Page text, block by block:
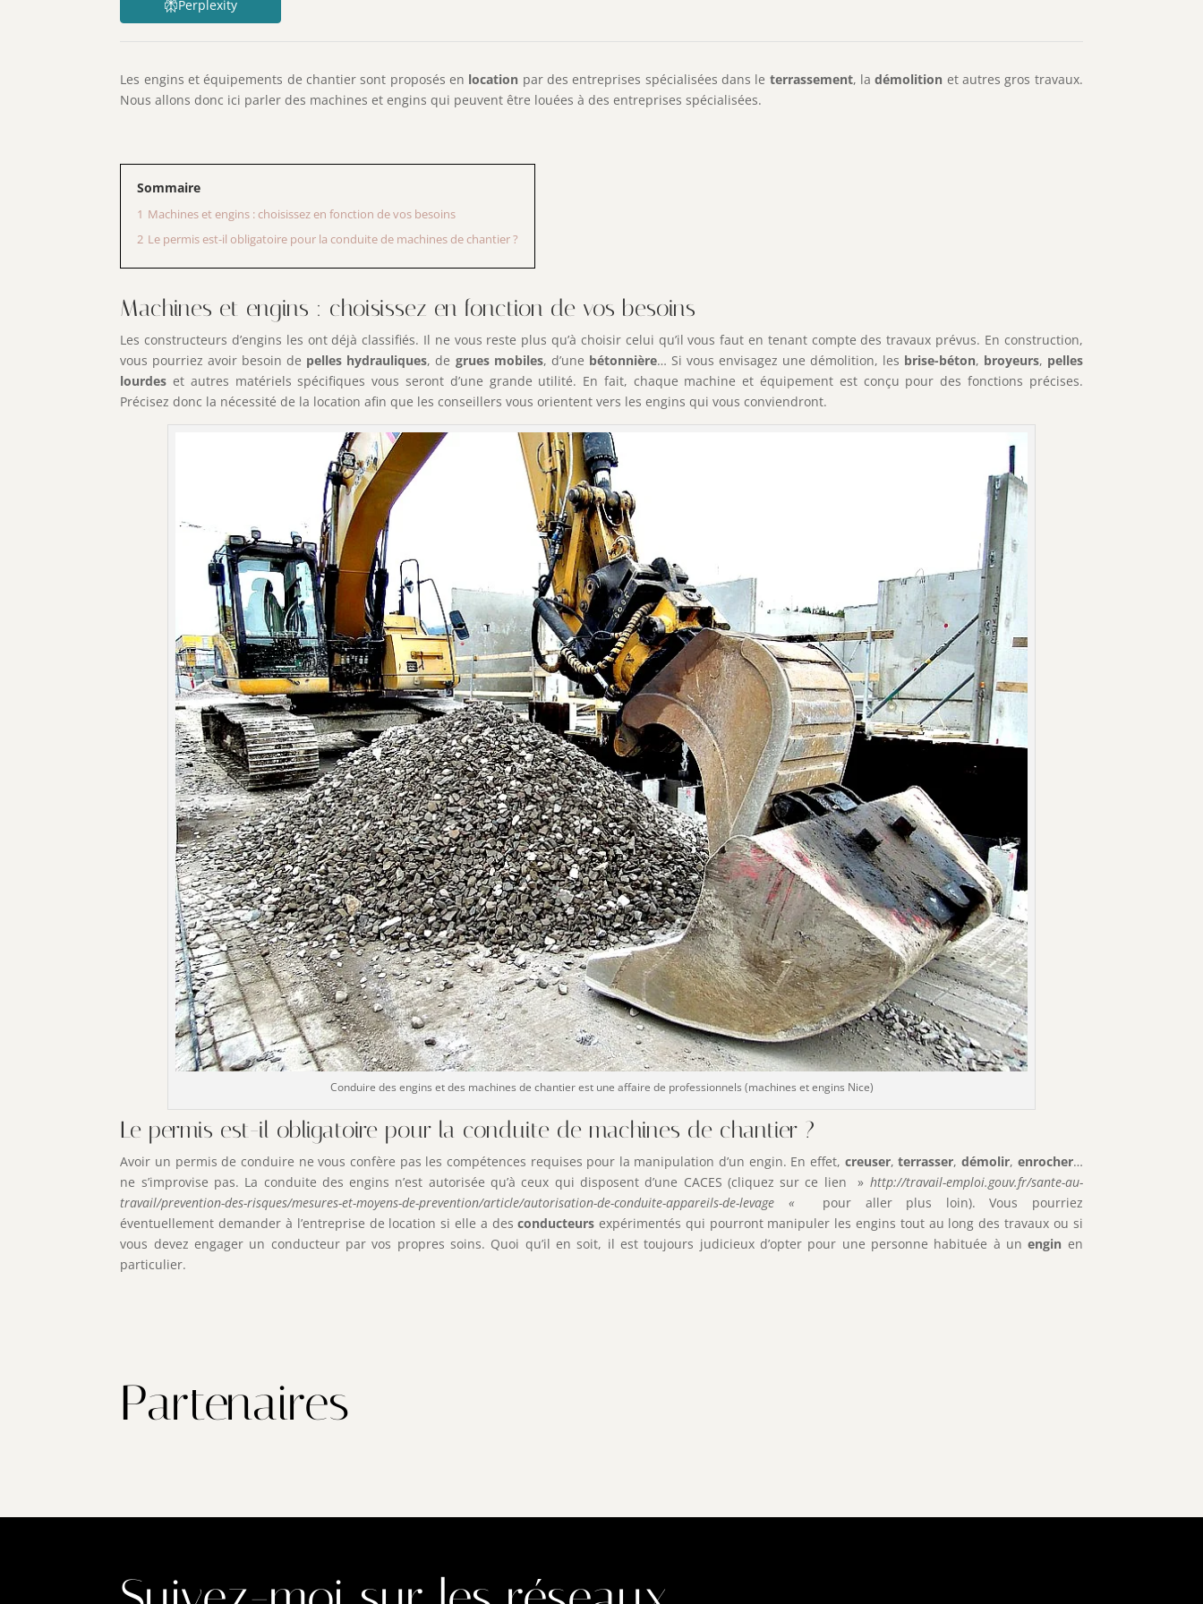
Perplexity
Les engins et équipements de chantier sont proposés en location par des entreprises spécialisées dans le terrassement, ladémolition et autres gros travaux.
Nous allons donc ici parler des machines et engins qui peuvent être louées à des entreprises spécialisées.
Sommaire
1 Machines et engins : choisissez en fonction de vos besoins
2 Le permis est-il obligatoire pour la conduite de machines de chantier ?
Machines et engins : choisissez en fonction de vos besoins
Les constructeurs d’engins les ont déjà classifiés. Il ne vous reste plus qu’à choisir celui qu’il vous faut en tenant compte des travaux prévus. En construction,
vous pourriez avoir besoin de pelles hydrauliques, de grues mobiles, d’une bétonnière… Si vous envisagez une démolition, les brise-béton, broyeurs, pelles
lourdes et autres matériels spécifiques vous seront d’une grande utilité. En fait, chaque machine et équipement est conçu pour des fonctions précises.
Précisez donc la nécessité de la location afin que les conseillers vous orientent vers les engins qui vous conviendront.
Conduire des engins et des machines de chantier est une affaire de professionnels (machines et engins Nice)
Le permis est-il obligatoire pour la conduite de machines de chantier ?
Avoir un permis de conduire ne vous confère pas les compétences requises pour la manipulation d’un engin. En effet, creuser,terrasser, démolir, enrocher…
ne s’improvise pas. La conduite des engins n’est autorisée qu’à ceux qui disposent d’une CACES (cliquez sur ce lien » http://travail-emploi.gouv.fr/sante-au-
travail/prevention-des-risques/mesures-et-moyens-de-prevention/article/autorisation-de-conduite-appareils-de-levage «
pour aller plus loin). Vous pourriez
éventuellement demander à l’entreprise de location si elle a desconducteurs expérimentés qui pourront manipuler les engins tout au long des travaux ou si
vous devez engager un conducteur par vos propres soins. Quoi qu’il en soit, il est toujours judicieux d’opter pour une personne habituée à unengin en
particulier.
Partenaires